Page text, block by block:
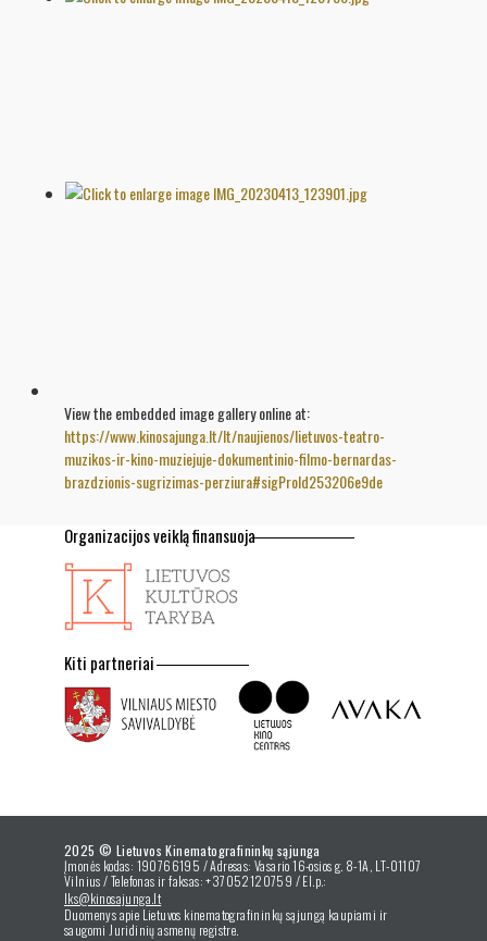
View the embedded image gallery online at:
https://www.kinosajunga.lt/lt/naujienos/lietuvos-teatro-
muzikos-ir-kino-muziejuje-dokumentinio-filmo-bernardas-
brazdzionis-sugrizimas-perziura#sigProId253206e9de
Organizacijos veiklą finansuoja
Kiti partneriai
2025 © Lietuvos Kinematografininkų sąjunga
Įmonės kodas: 190766195 / Adresas: Vasario 16-osios g. 8-1A, LT-01107
Vilnius / Telefonas ir faksas: +37052120759 / El.p.:
lks@kinosajunga.lt
Duomenys apie Lietuvos kinematografininkų sąjungą kaupiami ir
saugomi Juridinių asmenų registre.